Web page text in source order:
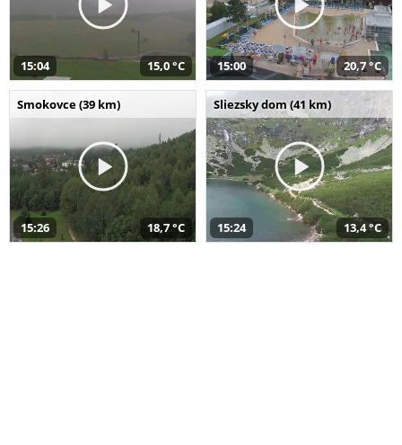
15:04 15,0 °C 15:00 20,7 °C
Smokovce (39 km)
15:26 18,7 °C
Sliezsky dom (41 km)
15:24 13,4 °C